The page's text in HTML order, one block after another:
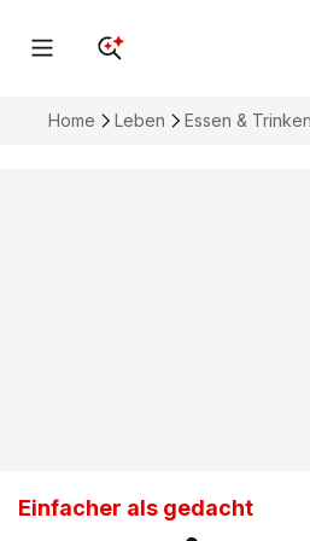
Home Leben Essen & Trinken
Einfacher als gedacht